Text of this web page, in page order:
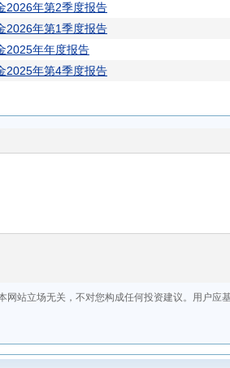
2026年第2季度报告
2026年第1季度报告
2025年年度报告
2025年第4季度报告